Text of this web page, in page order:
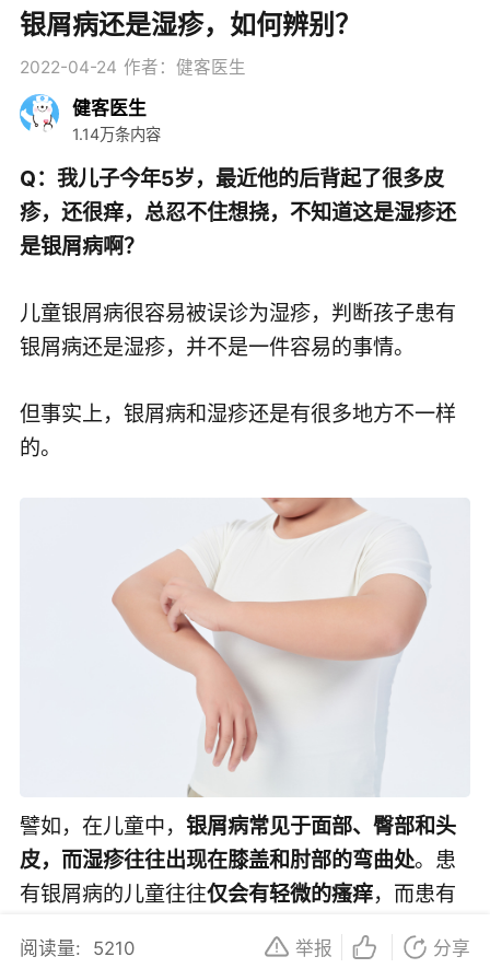
银屑病还是湿疹，如何辨别？
2022-04-24 作者：健客医生
健客医生
1.14万条内容
Q：我儿子今年5岁，最近他的后背起了很多皮
疹，还很痒，总忍不住想挠，不知道这是湿疹还
是银屑病啊？
儿童银屑病很容易被误诊为湿疹，判断孩子患有
银屑病还是湿疹，并不是一件容易的事情。
但事实上，银屑病和湿疹还是有很多地方不一样
的。
譬如，在儿童中， 银屑病常见于面部、臀部和头
皮，而湿疹往往出现在膝盖和肘部的弯曲处。患
有银屑病的儿童往往仅会有轻微的瘙痒，而患有
阅读量: 5210 举报 分享